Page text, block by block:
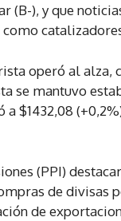
(B-), y que
operó al alza,
mantuvo
$1432,08
(PPI)
de divisas
de